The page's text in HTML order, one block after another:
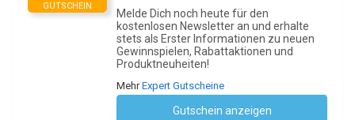
GUTSCHEIN
Melde Dich noch heute für den
kostenlosen Newsletter an und erhalte
stets als Erster Informationen zu neuen
Gewinnspielen, Rabattaktionen und
Produktneuheiten!
MehrExpert Gutscheine
Gutschein anzeigen